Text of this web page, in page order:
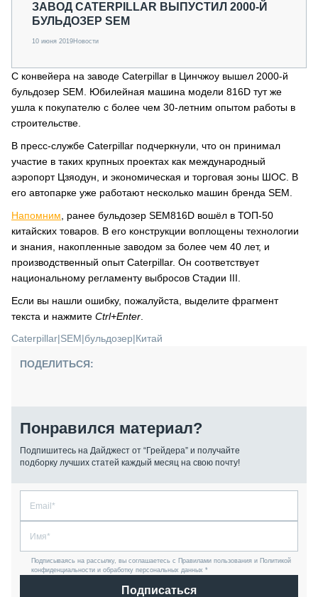
О ПРОЕКТЕ
ЗАВОД CATERPILLAR ВЫПУСТИЛ 2000-Й
БУЛЬДОЗЕР SEM
10 июня 2019Новости
С конвейера на заводе Caterpillar в Цинчжоу вышел 2000-й
бульдозер SEM. Юбилейная машина модели 816D тут же
ушла к покупателю с более чем 30-летним опытом работы в
строительстве.
В пресс-службе Caterpillar подчеркнули, что он принимал
участие в таких крупных проектах как международный
аэропорт Цзяодун, и экономическая и торговая зоны ШОС. В
его автопарке уже работают несколько машин бренда SEM.
Напомним , ранее бульдозер SEM816D вошёл в ТОП-50
китайских товаров. В его конструкции воплощены технологии
и знания, накопленные заводом за более чем 40 лет, и
производственный опыт Caterpillar. Он соответствует
национальному регламенту выбросов Стадии III.
Если вы нашли ошибку, пожалуйста, выделите фрагмент
текста и нажмите Ctrl+Enter
Caterpillar|SEM|бульдозер|Китай
ПОДЕЛИТЬСЯ:
Понравился материал?
Подпишитесь на Дайджест от “Грейдера” и получайте
подборку лучших статей каждый месяц на свою почту!
Подписываясь на рассылку, вы соглашаетесь с Правилами пользования и Политикой
конфиденциальности и обработку персональных данных *
Подписаться